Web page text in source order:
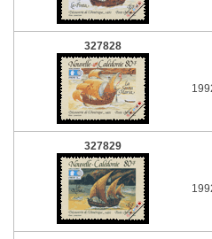
327828
327829